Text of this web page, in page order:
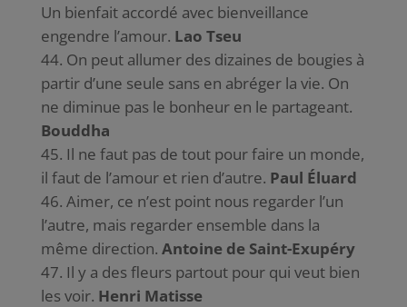
Un bienfait accordé avec bienveillance
engendre l’amour. Lao Tseu
On peut allumer des dizaines de bougies à
partir d’une seule sans en abréger la vie. On
ne diminue pas le bonheur en le partageant.
Bouddha
Il ne faut pas de tout pour faire un monde,
il faut de l’amour et rien d’autre. Paul Éluard
Aimer, ce n’est point nous regarder l’un
l’autre, mais regarder ensemble dans la
même direction. Antoine de Saint-Exupéry
Il y a des fleurs partout pour qui veut bien
les voir. Henri Matisse